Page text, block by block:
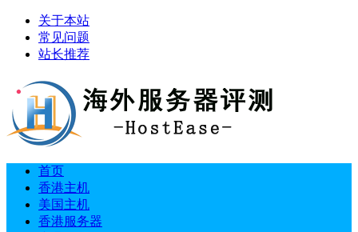
关于本站
常见问题
站长推荐
首页
香港主机
美国主机
香港服务器